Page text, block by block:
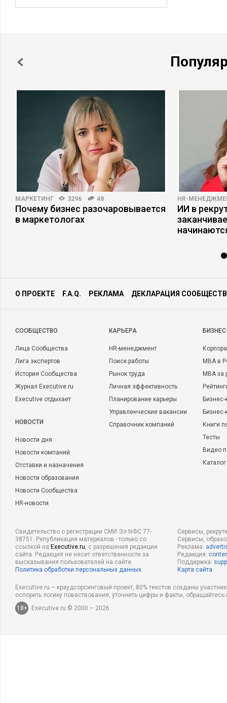
МАРКЕТИНГ 3296 48
Почему бизнес разочаровывается
в маркетологах
HR-
ИИ в
О ПРОЕКТЕ F.A.Q. РЕКЛАМА ДЕКЛАРАЦИЯ
CООБЩЕСТВО
Лица Сообщества
Лига экспертов
История Сообщества
Журнал Executive.ru
Executive отдыхает
НОВОСТИ
Новости дня
Новости компаний
Отставки и назначения
Новости образования
Новости Сообщества
HR-новости
КАРЬЕРА
HR-менеджмент
Поиск работы
Рынок труда
Личная эффективность
Планирование карьеры
Управленческие вакансии
Справочник компаний
MBA в
MBA
Бизнес-
Книги
Тесты
Видео
Свидетельство о регистрации СМИ Эл NФС 77-
38751. Републикация материалов - только со
ссылкой на Executive.ru, с разрешения редакции
сайта. Редакция не несет ответственности за
высказывания пользователей на сайте.
Политика обработки персональных данных
Сервисы,
Сервисы,
Реклама:
Редакция:
Поддержка:
Карта сайта
Executive.ru – краудсорсинговый проект, 80% текстов созданы
оспорить логику повествования, уточнить цифры и факты,
18+
Executive.ru © 2000 – 2026.